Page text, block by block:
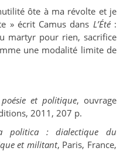
ôte à ma révolte et je
» écrit Camus dans L’Été :
martyr pour rien, sacrifice
une modalité limite de
et politique, ouvrage
2011, 207 p.
politica : dialectique du
et militant, Paris, France,